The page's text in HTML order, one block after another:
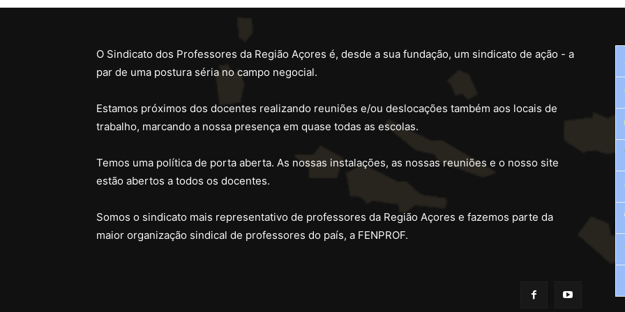
O Sindicato dos Professores da Região Açores é, desde a sua fundação, um sindicato de ação - a
par de uma postura séria no campo negocial.
Estamos próximos dos docentes realizando reuniões e/ou deslocações também aos locais de
trabalho, marcando a nossa presença em quase todas as escolas.
Temos uma política de porta aberta. As nossas instalações, as nossas reuniões e o nosso site
estão abertos a todos os docentes.
Somos o sindicato mais representativo de professores da Região Açores e fazemos parte da
maior organização sindical de professores do país, a FENPROF.